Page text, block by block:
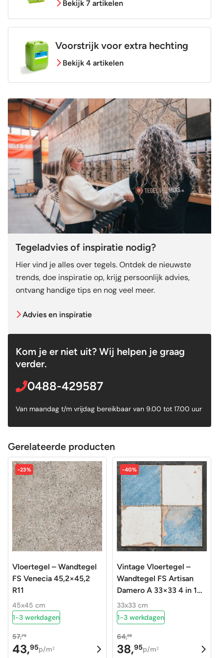
Bekijk 7 artikelen
Voorstrijk voor extra hechting
Bekijk 4 artikelen
Tegeladvies of inspiratie nodig?
Hier vind je alles over tegels. Ontdek de nieuwste
trends, doe inspiratie op, krijg persoonlijk advies,
ontvang handige tips en nog veel meer.
Advies en inspiratie
Kom je er niet uit? Wij helpen je graag
verder.
0488-429587
Van maandag t/m vrijdag bereikbaar van 9.00 tot 17.00 uur
Gerelateerde producten
-23%
Vloertegel – Wandtegel
FS Venecia 45,2×45,2
R11
45x45 cm
1-3 werkdagen
57,75
Oorspronkelijke
43,95
Huidige p/m2
-40%
Vintage Vloertegel –
Wandtegel FS Artisan
Damero A 33×33 4 in 1
R9
33x33 cm
1-3 werkdagen
64,95
Oorspronkelijke
38,95
Huidigep/m2